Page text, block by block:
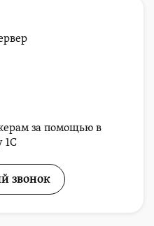
за помощью в
1С
звонок